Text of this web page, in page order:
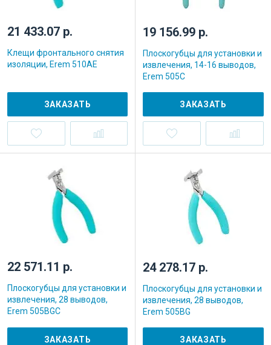
21 433.07 р.
Клещи фронтального снятия
изоляции, Erem 510AE
ЗАКАЗАТЬ
19 156.99 р.
Плоскогубцы для установки и
извлечения, 14-16 выводов,
Erem 505C
ЗАКАЗАТЬ
22 571.11 р.
Плоскогубцы для установки и
извлечения, 28 выводов,
Erem 505BGC
ЗАКАЗАТЬ
24 278.17 р.
Плоскогубцы для установки и
извлечения, 28 выводов,
Erem 505BG
ЗАКАЗАТЬ